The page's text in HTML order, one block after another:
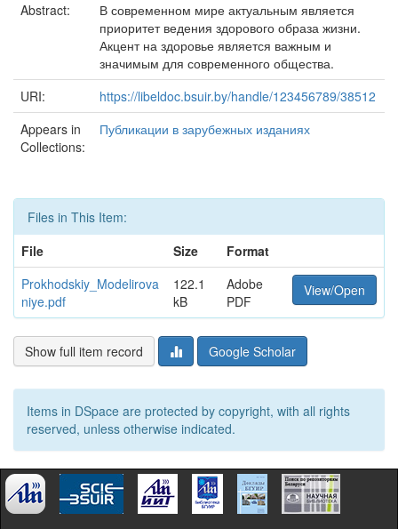
Abstract:
В современном мире актуальным является
приоритет ведения здорового образа жизни.
Акцент на здоровье является важным и
значимым для современного общества.
URI:
https://libeldoc.bsuir.by/handle/123456789/38512
Appears in
Collections:
Публикации в зарубежных изданиях
Files in This Item:
File
Size
Format
Prokhodskiy_Modelirova
niye.pdf
122.1
kB
Adobe
PDF
View/Open
Show full item record Google Scholar
Items in DSpace are protected by copyright, with all rights
reserved, unless otherwise indicated.